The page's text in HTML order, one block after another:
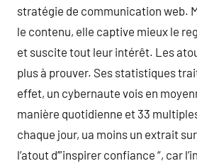
stratégie de communication web.
le contenu, elle captive mieux le
et suscite tout leur intérêt. Les
plus à prouver. Ses statistiques
effet, un cybernaute vois en
manière quotidienne et 33
chaque jour, ua moins un extrait
l’atout d’”inspirer confiance “, car